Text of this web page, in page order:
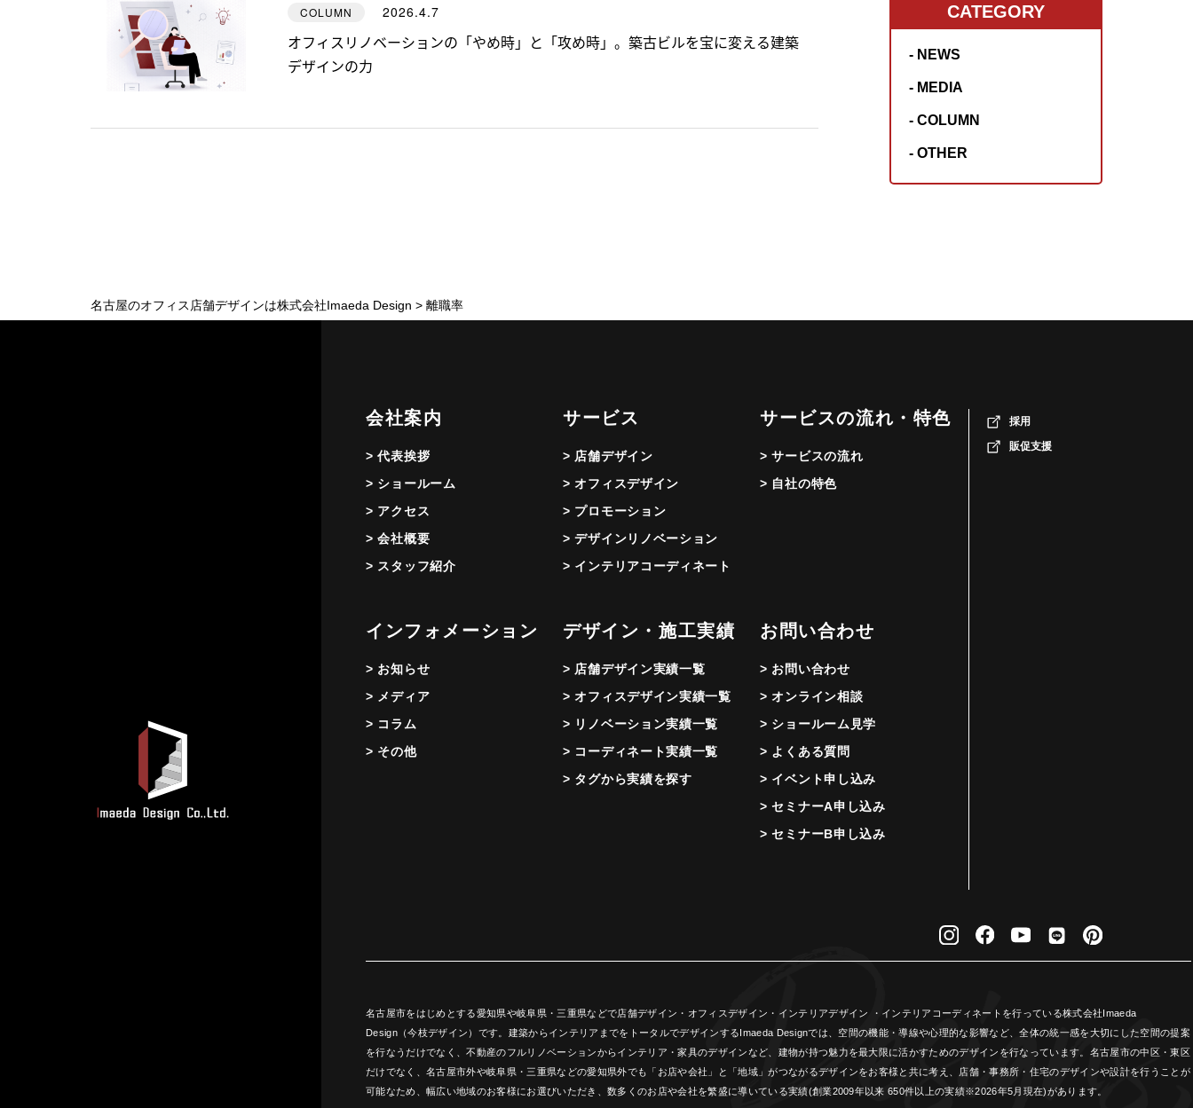
COLUMN 2026.4.7
オフィスリノベーションの「やめ時」と「攻め時」。築古ビルを宝に変える建築
デザインの力
CATEGORY
- NEWS
- MEDIA
- COLUMN
- OTHER
名古屋のオフィス店舗デザインは株式会社Imaeda Design > 離職率
会社案内
> 代表挨拶
> ショールーム
> アクセス
> 会社概要
> スタッフ紹介
サービス
> 店舗デザイン
> オフィスデザイン
> プロモーション
> デザインリノベーション
> インテリアコーディネート
サービスの流れ・特色
> サービスの流れ
> 自社の特色
インフォメーション
> お知らせ
> メディア
> コラム
> その他
デザイン・施工実績
> 店舗デザイン実績一覧
> オフィスデザイン実績一覧
> リノベーション実績一覧
> コーディネート実績一覧
> タグから実績を探す
お問い合わせ
> お問い合わせ
> オンライン相談
> ショールーム見学
> よくある質問
> イベント申し込み
> セミナーA申し込み
> セミナーB申し込み
採用
販促支援
名古屋市をはじめとする愛知県や岐阜県・三重県などで店舗デザイン・オフィスデザイン・インテリアデザイン ・インテリアコーディネートを行っている株式会社Imaeda
Design（今枝デザイン）です。建築からインテリアまでをトータルでデザインするImaeda Designでは、空間の機能・導線や心理的な影響など、全体の統一感を大切にした空間の提案
を行なうだけでなく、不動産のフルリノベーションからインテリア・家具のデザインなど、建物が持つ魅力を最大限に活かすためのデザインを行なっています。名古屋市の中区・東区
だけでなく、名古屋市外や岐阜県・三重県などの愛知県外でも「お店や会社」と「地域」がつながるデザインをお客様と共に考え、店舗・事務所・住宅のデザインや設計を行うことが
可能なため、幅広い地域のお客様にお選びいただき、数多くのお店や会社を繁盛に導いている実績(創業2009年以来 650件以上の実績※2026年5月現在)があります。